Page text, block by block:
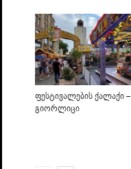
ფესტივალების ქალაქი –
გიორლიცი